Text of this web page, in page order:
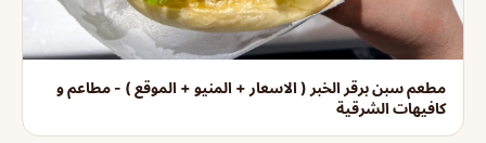
مطعم سبن برقر الخبر ( الاسعار + المنيو + الموقع ) - مطاعم و
كافيهات الشرقية